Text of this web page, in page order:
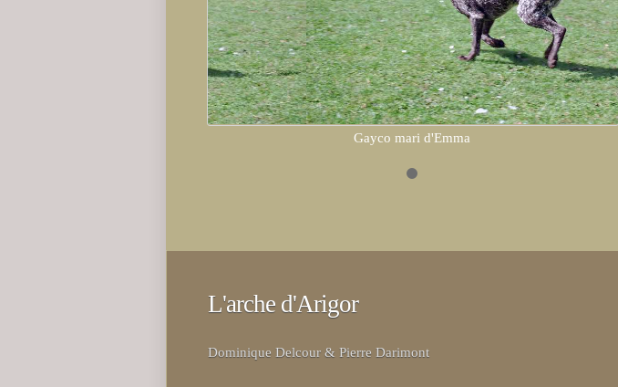
Gayco mari d'Emma
L'arche d'Arigor
Dominique Delcour & Pierre Darimont